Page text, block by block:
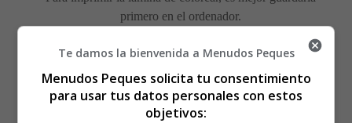
primero en el ordenador.
Detalles
Escrito por:
Estefanía Morera
Categoría:Cumpleaños
Última actualización: 23 Abril 2015
Te damos la bienvenida a Menudos Peques
Menudos Peques solicita tu consentimiento
para usar tus datos personales con estos
objetivos: